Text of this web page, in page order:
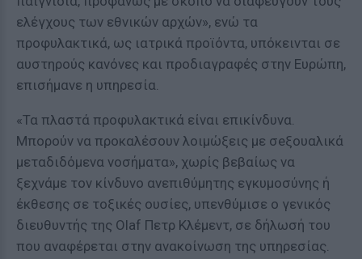
ελέγχους των εθνικών αρχών», ενώ τα
προφυλακτικά, ως ιατρικά προϊόντα, υπόκεινται σε
αυστηρούς κανόνες και προδιαγραφές στην Ευρώπη,
επισήμανε η υπηρεσία.
«Τα πλαστά προφυλακτικά είναι επικίνδυνα.
Μπορούν να προκαλέσουν λοιμώξεις με σeξουαλικά
μεταδιδόμενα νοσήματα», χωρίς βεβαίως να
ξεχνάμε τον κίνδυνο ανεπιθύμητης εγκυμοσύνης ή
έκθεσης σε τοξικές ουσίες, υπενθύμισε ο γενικός
διευθυντής της Olaf Πετρ Κλέμεντ, σε δήλωσή του
που αναφέρεται στην ανακοίνωση της υπηρεσίας.